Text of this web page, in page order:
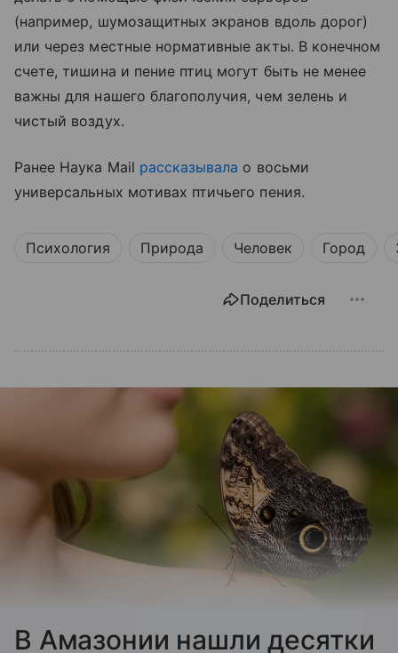
(например, шумозащитных экранов вдоль дорог)
или через местные нормативные акты. В конечном
счете, тишина и пение птиц могут быть не менее
важны для нашего благополучия, чем зелень и
чистый воздух.
Ранее Наука Mail рассказывала о восьми
универсальных мотивах птичьего пения.
Психология Природа Человек Город
Поделиться
В Амазонии нашли десятки